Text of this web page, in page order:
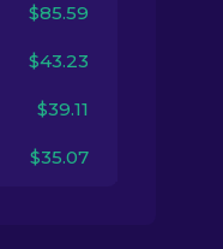
$85.59
$43.23
$39.11
$35.07